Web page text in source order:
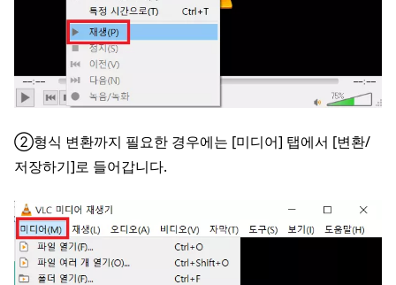
②형식 변환까지 필요한 경우에는 [미디어] 탭에서 [변환/
저장하기]로 들어갑니다.